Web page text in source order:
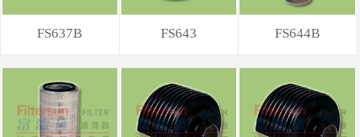
FS637B FS643 FS644B